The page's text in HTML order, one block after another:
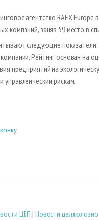
агентство RAEX-
компаний, заняв 59 место в
следующие
Рейтинг основан на
предприятий на
управленческим рискам.
ЦБП | Новости